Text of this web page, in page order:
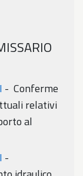
- Conferme
relativi
al
-